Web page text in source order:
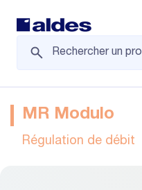
MR Modulo
Régulation de débit